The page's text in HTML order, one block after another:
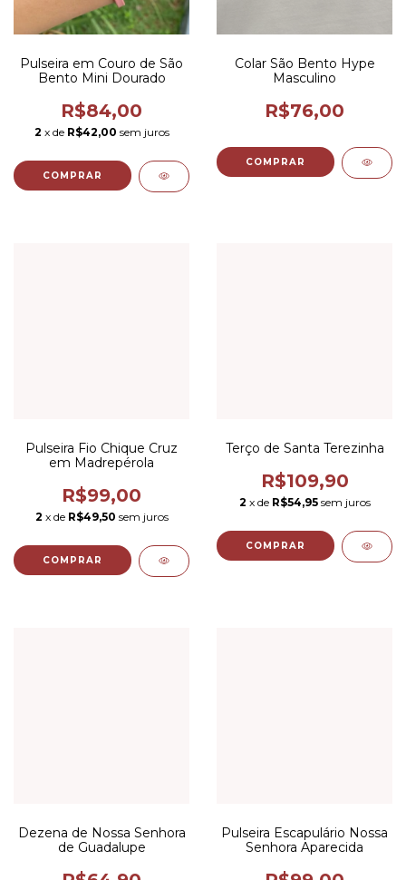
Pulseira em Couro de São
Bento Mini Dourado
R$84,00
2 x de R$42,00 sem juros
COMPRAR
Colar São Bento Hype
Masculino
R$76,00
Pulseira Fio Chique Cruz
em Madrepérola
R$99,00
2 x de R$49,50 sem juros
COMPRAR
Terço de Santa Terezinha
R$109,90
2 x de R$54,95 sem juros
Dezena de Nossa Senhora
de Guadalupe
Pulseira Escapulário Nossa
Senhora Aparecida